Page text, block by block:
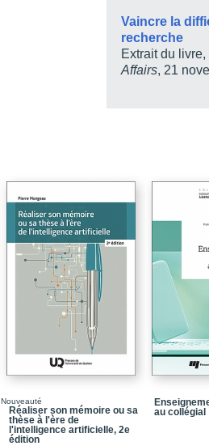
Chapitre 5 / Le
les étapes
Chapitre 6 / L’aide à
Chapitre 12 /
mémoire ou de la thèse
Partie 4 / Les
Chapitre 14 / Les
Chapitre 15 / La
Conclusion
Annexe C.1 /
les chapitres
Annexe C.2 / Liste
Vaincre la
recherche
Extrait du
Affairs, 21
Nouveauté
Réaliser son mémoire ou sa
thèse à l'ère de
l'intelligence artificielle, 2e
édition
au collégial